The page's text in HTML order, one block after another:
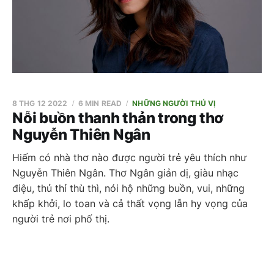
Nỗi buồn thanh thản trong thơ
Nguyễn Thiên Ngân
8 THG 12 2022 6 MIN READ NHỮNG NGƯỜI THÚ VỊ
Hiếm có nhà thơ nào được người trẻ yêu thích như
Nguyễn Thiên Ngân. Thơ Ngân giản dị, giàu nhạc
điệu, thủ thỉ thù thì, nói hộ những buồn, vui, những
khấp khởi, lo toan và cả thất vọng lẫn hy vọng của
người trẻ nơi phố thị.